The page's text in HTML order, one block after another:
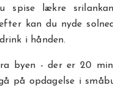
spise lækre
kan du nyde
i hånden.
byen - der er 20
på opdagelse i